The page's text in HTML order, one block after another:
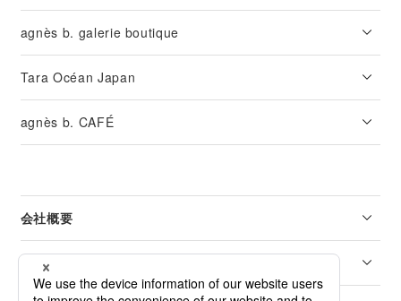
agnès b. galerie boutique
Tara Océan Japan
agnès b. CAFÉ
会社概要
リーガル